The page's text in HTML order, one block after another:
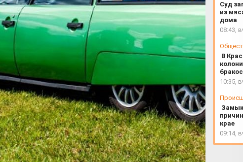
Суд
из
дома
08:43,
В
10:35,
крае
09:14,